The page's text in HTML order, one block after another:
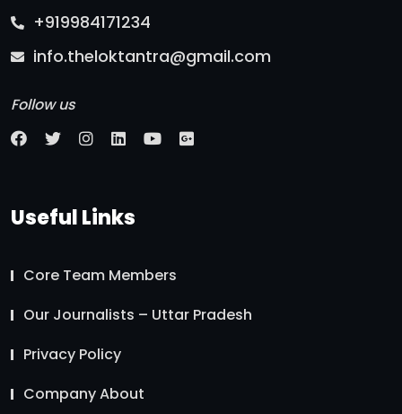
+919984171234
info.theloktantra@gmail.com
Follow us
Useful Links
Core Team Members
Our Journalists – Uttar Pradesh
Privacy Policy
Company About